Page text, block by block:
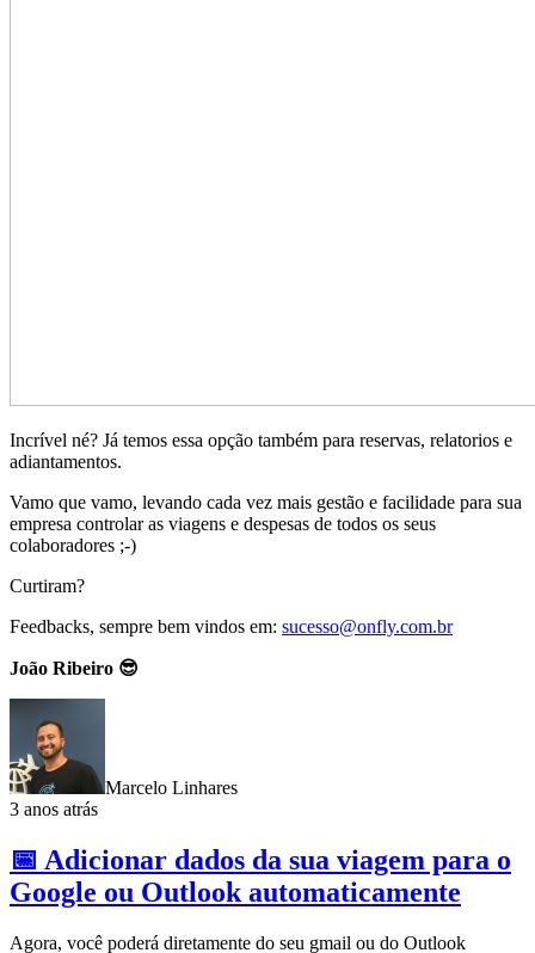
Incrível né? Já temos essa opção também para reservas, relatorios e
adiantamentos.
Vamo que vamo, levando cada vez mais gestão e facilidade para sua
empresa controlar as viagens e despesas de todos os seus
colaboradores ;-)
Curtiram?
Feedbacks, sempre bem vindos em: sucesso@onfly.com.br
João Ribeiro 😎
Marcelo Linhares
3 anos atrás
📅 Adicionar dados da sua viagem para o
Google ou Outlook automaticamente
Agora, você poderá diretamente do seu gmail ou do Outlook